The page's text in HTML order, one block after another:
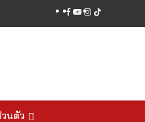
facebook
youtube
instagram
tiktok
วนตัว